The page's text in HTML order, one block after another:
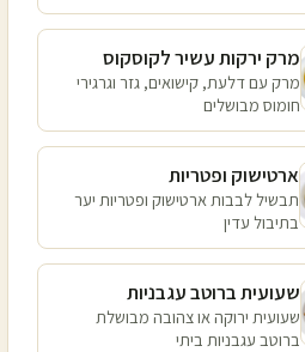
מרק ירקות עשיר לקוסקוס
מרק עם דלעת, קישואים, גזר וגרגירי
חומוס מבושלים
ארטישוק ופטריות
תבשיל לבבות ארטישוק ופטריות יער
בתיבול עדין
שעועית ברוטב עגבניות
שעועית ירוקה או צהובה מבושלת
ברוטב עגבניות ביתי